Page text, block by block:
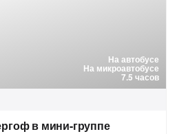
На автобусе
На микроавтобусе
7.5 часов
в мини-группе